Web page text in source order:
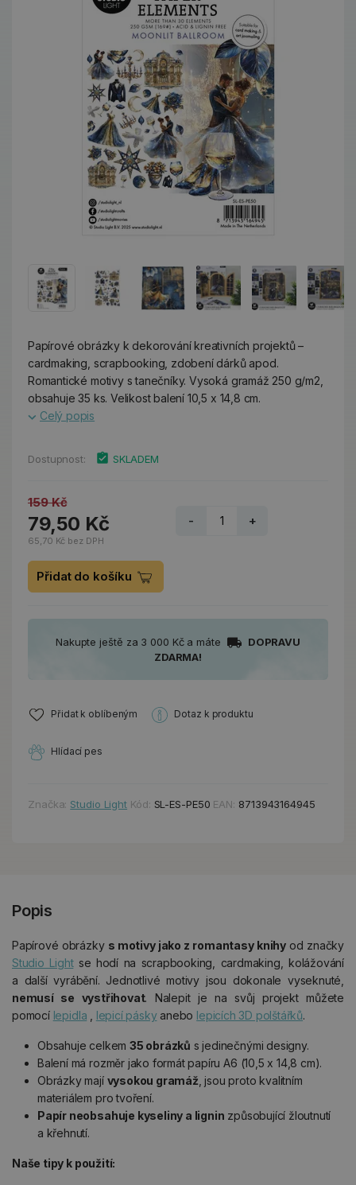
Papírové obrázky k dekorování kreativních projektů –
cardmaking, scrapbooking, zdobení dárků apod.
Romantické motivy s tanečníky. Vysoká gramáž 250 g/m2,
obsahuje 35 ks. Velikost balení 10,5 x 14,8 cm.
Celý popis
Dostupnost: SKLADEM
159 Kč
79,50 Kč
65,70 Kč bez DPH
- +
Přidat do košíku
Nakupte ještě za 3 000 Kč a máte
DOPRAVU
ZDARMA!
Přidat k oblíbeným Dotaz k produktu
Hlídací pes
Značka: Studio Light Kód: SL-ES-PE50 EAN: 8713943164945
Popis
Papírové obrázky s motivy jako z romantasy knihyod značky
Studio Lightse hodí na scrapbooking, cardmaking, kolážování
a další vyrábění. Jednotlivé motivy jsou dokonale vyseknuté,
nemusí se vystřihovat. Nalepit je na svůj projekt můžete
pomocí lepidla lepicí páskyanebo lepicích 3D polštářků.
Obsahuje celkem 35 obrázků s jedinečnými designy.
Balení má rozměr jako formát papíru A6 (10,5 x 14,8 cm).
Obrázky mají vysokou gramáž , jsou proto kvalitním
materiálem pro tvoření.
Papír neobsahuje kyseliny a lignin způsobující žloutnutí
a křehnutí.
Naše tipy k použití: